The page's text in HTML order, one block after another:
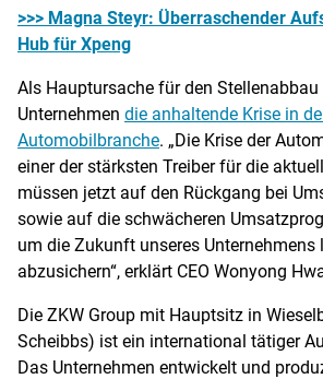
>>> Magna Steyr: Überraschender
Hub für Xpeng
Als Hauptursache für den
Unternehmen die anhaltende Krise in
Automobilbranche. „Die Krise der
einer der stärksten Treiber für die
müssen jetzt auf den Rückgang bei
sowie auf die schwächeren
um die Zukunft unseres
abzusichern“, erklärt CEO Wonyong
Die ZKW Group mit Hauptsitz in
Scheibbs) ist ein international tätiger
Das Unternehmen entwickelt und